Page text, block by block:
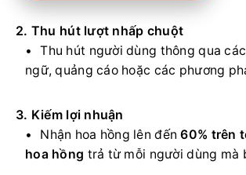
2. Thu hút lượt nhấp chuột
Thu hút người dùng thông qua
ngữ, quảng cáo hoặc các phương
3. Kiếm lợi nhuận
Nhận hoa hồng lên đến60% trên
hoa hồng trả từ mỗi người dùng mà